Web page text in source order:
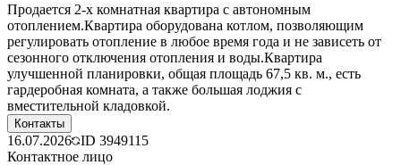
Продается 2-х комнатная квартира с автономным
отоплением.Квартира оборудована котлом, позволяющим
регулировать отопление в любое время года и не зависеть от
сезонного отключения отопления и воды.Квартира
улучшенной планировки, общая площадь 67,5 кв. м., есть
гардеробная комната, а также большая лоджия с
вместительной кладовкой.
Контакты
16.07.2026 ID 3949115
Контактное лицо